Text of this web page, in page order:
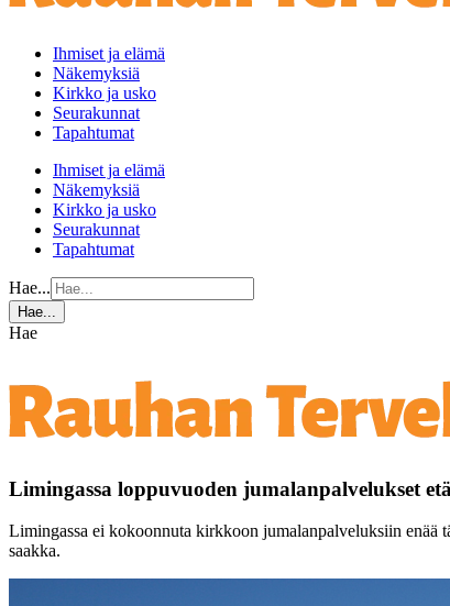
Ihmiset ja elämä
Näkemyksiä
Kirkko ja usko
Seurakunnat
Tapahtumat
Ihmiset ja elämä
Näkemyksiä
Kirkko ja usko
Seurakunnat
Tapahtumat
Hae...
Hae...
Hae
Limingassa loppuvuoden jumalanpalvelukset
Limingassa ei kokoonnuta kirkkoon jumalanpalveluksiin enää
saakka.